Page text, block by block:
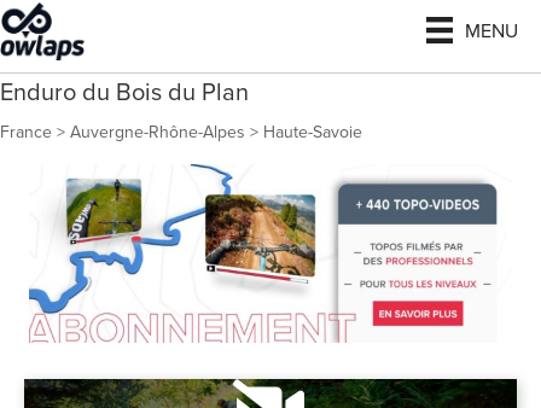
MENU
Enduro du Bois du Plan
France>Auvergne-Rhône-Alpes > Haute-Savoie